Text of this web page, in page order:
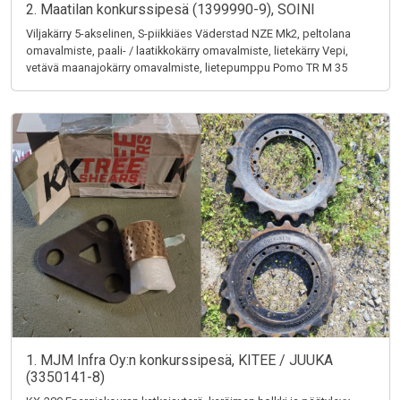
2. Maatilan konkurssipesä (1399990-9), SOINI
Viljakärry 5-akselinen, S-piikkiäes Väderstad NZE Mk2, peltolana
omavalmiste, paali- / laatikkokärry omavalmiste, lietekärry Vepi,
vetävä maanajokärry omavalmiste, lietepumppu Pomo TR M 35
1. MJM Infra Oy:n konkurssipesä, KITEE / JUUKA
(3350141-8)